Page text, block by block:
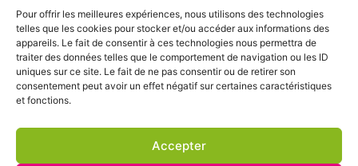
Pour offrir les meilleures expériences, nous utilisons des technologies
telles que les cookies pour stocker et/ou accéder aux informations des
appareils. Le fait de consentir à ces technologies nous permettra de
traiter des données telles que le comportement de navigation ou les ID
uniques sur ce site. Le fait de ne pas consentir ou de retirer son
consentement peut avoir un effet négatif sur certaines caractéristiques
et fonctions.
Accepter
Nous vous proposons plusieurs catalogues de
fournitures et mobilier de bureau, sur simple demande
!
ACCÈS BOUTIQUE